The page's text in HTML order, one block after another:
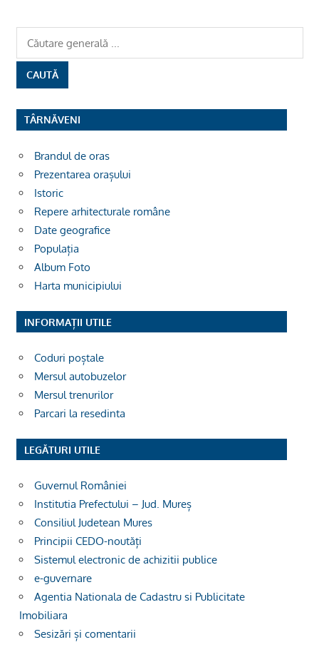
TÂRNĂVENI
Brandul de oras
Prezentarea orașului
Istoric
Repere arhitecturale române
Date geografice
Populația
Album Foto
Harta municipiului
INFORMAȚII UTILE
Coduri poștale
Mersul autobuzelor
Mersul trenurilor
Parcari la resedinta
LEGĂTURI UTILE
Guvernul României
Institutia Prefectului – Jud. Mureș
Consiliul Judetean Mures
Principii CEDO-noutăți
Sistemul electronic de achizitii publice
e-guvernare
Agentia Nationala de Cadastru si Publicitate
Imobiliara
Sesizări și comentarii